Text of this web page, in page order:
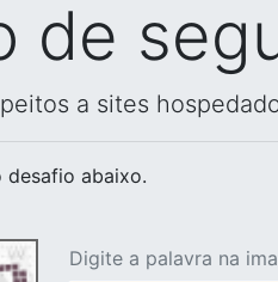
de
a sites
desafio abaixo.
Digite a palavra na